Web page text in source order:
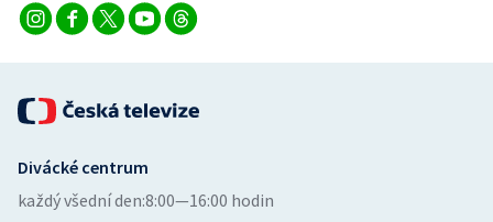
Divácké centrum
každý všední den:8:00—16:00 hodin